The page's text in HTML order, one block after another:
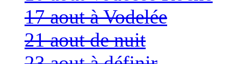
17 aout à Vodelée
21 aout de nuit